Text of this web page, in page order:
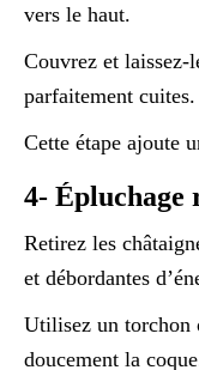
vers le haut.
Couvrez et laissez-
parfaitement cuites.
Cette étape ajoute
4- Épluchage
Retirez les
et débordantes
Utilisez un torchon
doucement la